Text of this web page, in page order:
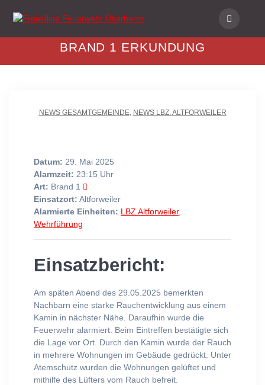
to
BRAND 1 ERKUNDUNG
NEWS GESAMTGEMEINDE, NEWS LBZ. ALTFORWEILER
Datum: 29. Mai 2025
Alarmzeit: 23:15 Uhr
Art: Brand 1
Einsatzort: Altforweiler
Alarmierte Einheiten: LBZ Altforweiler,
Wehrführung
Einsatzbericht:
Am späten Abend des 29.05.2025 bemerkten
Nachbarn eine starke Rauchentwicklung aus einem
Kamin in nächster Nähe. Daraufhin wurde die
Feuerwehr alarmiert. Beim Eintreffen bestätigte sich
die Lage vor Ort. Durch den Kamin wurde der Rauch
in mehrere Wohnungen im Gebäude gedrückt. Unter
Atemschutz wurden die Wohnungen gelüftet und
mithilfe des Lüfters vom Rauch befreit.